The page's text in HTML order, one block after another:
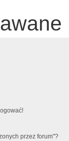
przez forum"?